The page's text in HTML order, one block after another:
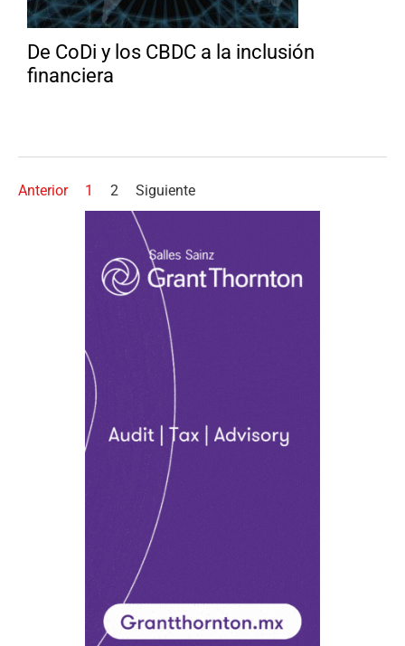
De CoDi y los CBDC a la inclusión
financiera
Anterior 1 2 Siguiente